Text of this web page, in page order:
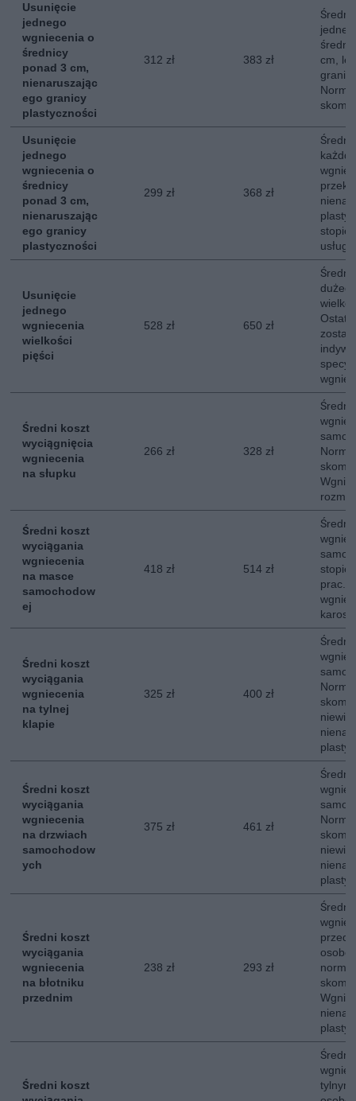
Usunięcie
jednego
wgniecenia o
średnicy
ponad 3 cm,
nienaruszając
ego granicy
plastyczności
312 zł 383 zł
Średni
cm,
Usunięcie
jednego
wgniecenia o
średnicy
ponad 3 cm,
nienaruszając
ego granicy
plastyczności
299 zł 368 zł
Średni
usługi.
Usunięcie
jednego
wgniecenia
wielkości
pięści
528 zł 650 zł
Średni koszt
wyciągnięcia
wgniecenia
na słupku
266 zł 328 zł
Średni
Średni koszt
wyciągania
wgniecenia
na masce
samochodow
ej
418 zł 514 zł
Średni
prac.
Średni koszt
wyciągania
wgniecenia
na tylnej
klapie
325 zł 400 zł
Średni
Średni koszt
wyciągania
wgniecenia
na drzwiach
samochodow
ych
375 zł 461 zł
Średni
Średni koszt
wyciągania
wgniecenia
na błotniku
przednim
238 zł 293 zł
Średni
Średni koszt
Średni
tylnym